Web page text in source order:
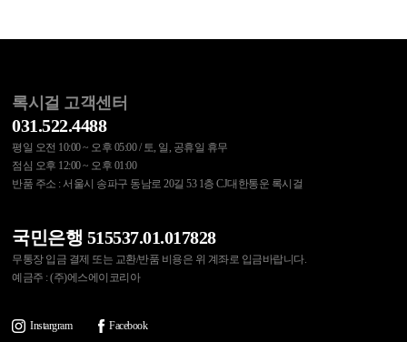
록시걸 고객센터
031.522.4488
평일 오전 10:00 ~ 오후 05:00 / 토, 일, 공휴일 휴무
점심 오후 12:00 ~ 오후 01:00
반품 주소 : 서울시 송파구 동남로 20길 53 1층 CJ대한통운 록시걸
국민은행 515537.01.017828
무통장 입금 결제 또는 교환/반품 비용은 위 계좌로 입금바랍니다.
예금주 : (주)에스에이코리아
Instargram Facebook